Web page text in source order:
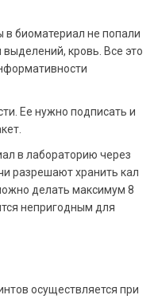
в биоматериал не попали
кровь. Все это
Ее нужно подписать и
в лабораторию через
разрешают хранить кал
делать максимум 8
непригодным для
осуществляется при